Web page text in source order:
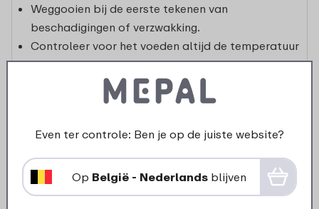
Weggooien bij de eerste tekenen van
beschadigingen of verzwakking.
Controleer voor het voeden altijd de temperatuur
van de voeding.
De producten voldoen aan norm 14372.
Is een van de onderdelen van jouw Mepal Mio
baby- en kinderservies beschadigd of aan
vervanging toe, de meeste onderdelen zijn
beschikbaar in onzeonderdelenshop.
Even ter controle: Ben je op de juiste website?
Op België - Nederlands blijven